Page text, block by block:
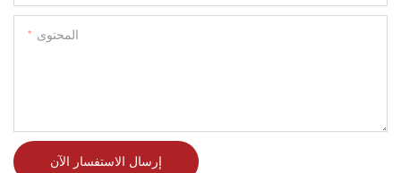
المحتوى
إرسال الاستفسار الآن